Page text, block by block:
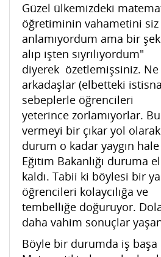
Güzel ülkemizdeki
öğretiminin vahametini siz
anlamıyordum ama bir
alıp işten sıyrılıyordum"
diyerek özetlemişsiniz. Ne
arkadaşlar (elbetteki
sebeplerle öğrencileri
yeterince zorlamıyorlar.
vermeyi bir çıkar yol
durum o kadar yaygın
Eğitim Bakanlığı duruma
kaldı. Tabii ki böylesi bir
öğrencileri kolaycılığa ve
tembelliğe doğuruyor.
daha vahim sonuçlar
Böyle bir durumda iş